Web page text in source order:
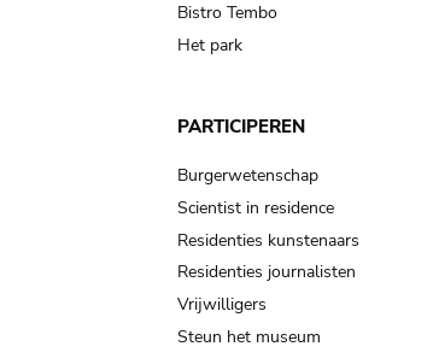
Bistro Tembo
Het park
PARTICIPEREN
Burgerwetenschap
Scientist in residence
Residenties kunstenaars
Residenties journalisten
Vrijwilligers
Steun het museum